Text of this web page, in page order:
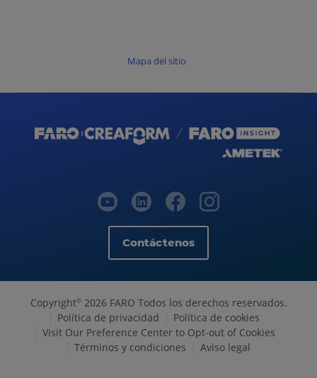
Mapa del sitio
Contáctenos
Copyright©2026 FARO Todos los derechos reservados.
Política de privacidad
Política de cookies
Visit Our Preference Center to Opt-out of Cookies
Términos y condiciones
Aviso legal